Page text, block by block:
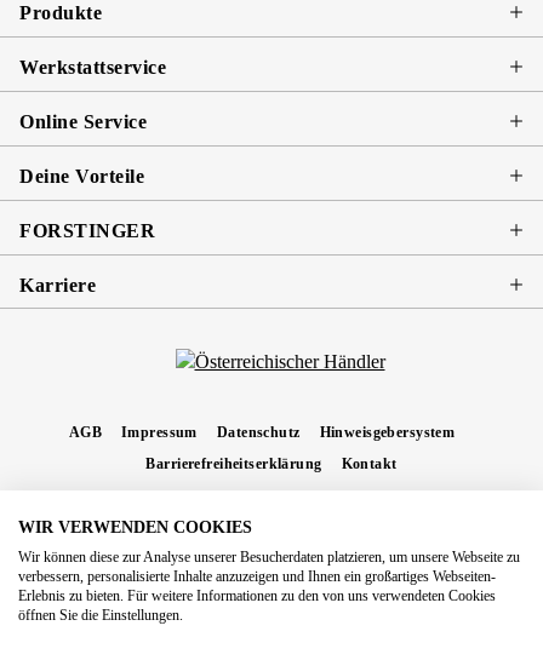
Produkte
Werkstattservice
Online Service
Deine Vorteile
FORSTINGER
Karriere
AGB Impressum Datenschutz
Hinweisgebersystem
Barrierefreiheitserklärung
Kontakt
Nachnahmegebühren, wenn nicht anders angegeben.
Copyright 2026 Forstinger Österreich GmbH
Königstetter Straße 128 - 134/OG3, 3430 Tulln
WIR VERWENDEN COOKIES
Wir können diese zur Analyse unserer Besucherdaten platzieren, um unsere Webseite zu
verbessern, personalisierte Inhalte anzuzeigen und Ihnen ein großartiges Webseiten-
Erlebnis zu bieten. Für weitere Informationen zu den von uns verwendeten Cookies
öffnen Sie die Einstellungen.